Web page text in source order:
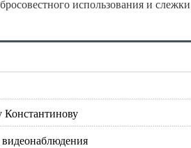
использования и